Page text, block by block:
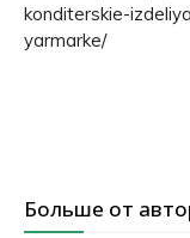
konditerskie-
yarmarke/
Больше от